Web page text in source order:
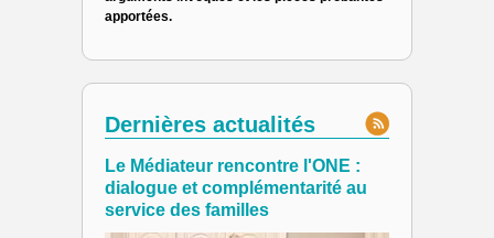
apportées.
Dernières actualités
Le Médiateur rencontre l'ONE :
dialogue et complémentarité au
service des familles